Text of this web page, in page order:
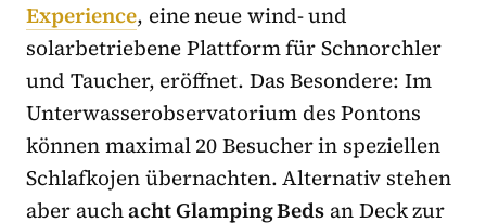
Experience, eine neue wind- und
solarbetriebene Plattform für Schnorchler
und Taucher, eröffnet. Das Besondere: Im
Unterwasserobservatorium des Pontons
können maximal 20 Besucher in speziellen
Schlafkojen übernachten. Alternativ stehen
aber auchacht Glamping Beds an Deck zur